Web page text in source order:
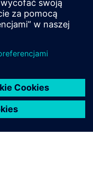
poprzez integrację
własnym